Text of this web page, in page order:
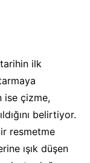
ilk
ise çizme,
belirtiyor.
resmetme
ışık düşen